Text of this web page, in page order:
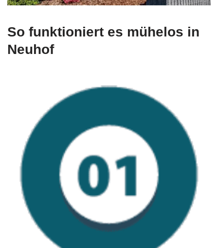
So funktioniert es mühelos in
Neuhof